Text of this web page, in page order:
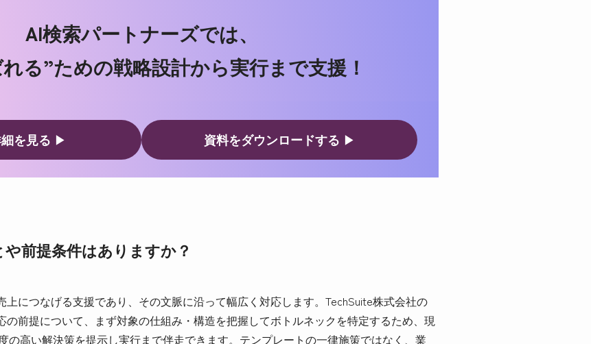
AI検索パートナーズでは、
る”ための戦略設計から実行まで支援！
を見る ▶ 資料をダウンロードする ▶
前提条件はありますか？
上につなげる支援であり、その文脈に沿って幅広く対応します。TechSuite株式会社の
の前提について、まず対象の仕組み・構造を把握してボトルネックを特定するため、現
の高い解決策を提示し実行まで伴走できます。テンプレートの一律施策ではなく、業